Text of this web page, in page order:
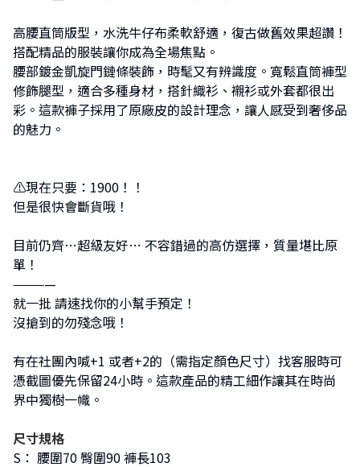
高腰直筒版型，水洗牛仔布柔軟舒適，復古做舊效果超讚！
搭配精品的服裝讓你成為全場焦點。
腰部鍍金凱旋門鏈條裝飾，時髦又有辨識度。寬鬆直筒褲型
修飾腿型，適合多種身材，搭針織衫、襯衫或外套都很出
彩。這款褲子採用了原廠皮的設計理念，讓人感受到奢侈品
的魅力。
⚠現在只要：1900！！
但是很快會斷貨哦！
目前仍齊⋯超級友好⋯ 不容錯過的高仿選擇，質量堪比原
單！
————
就一批 請速找你的小幫手預定！
沒搶到的勿殘念哦！
有在社團內喊+1 或者+2的（需指定顏色尺寸）找客服時可
憑截圖優先保留24小時。這款產品的精工細作讓其在時尚
界中獨樹一幟。
尺寸規格
S： 腰圍70 臀圍90 褲長103